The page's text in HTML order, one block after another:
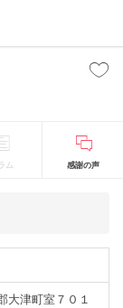
ム 感謝の声
津町室７０１